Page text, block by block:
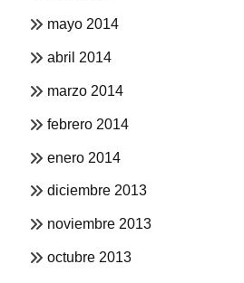
mayo 2014
abril 2014
marzo 2014
febrero 2014
enero 2014
diciembre 2013
noviembre 2013
octubre 2013